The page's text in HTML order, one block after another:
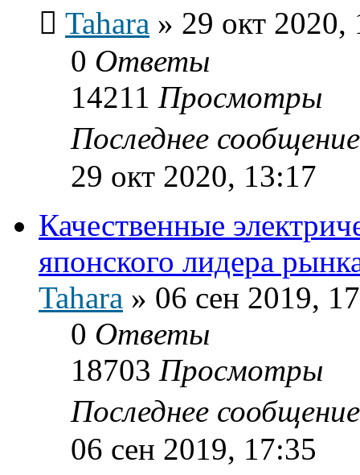
Tahara » 29 окт 2020,
0 Ответы
14211 Просмотры
Последнее
29 окт 2020, 13:17
Качественные
японского лидера
Tahara » 06 сен 2019,
0 Ответы
18703 Просмотры
Последнее
06 сен 2019, 17:35